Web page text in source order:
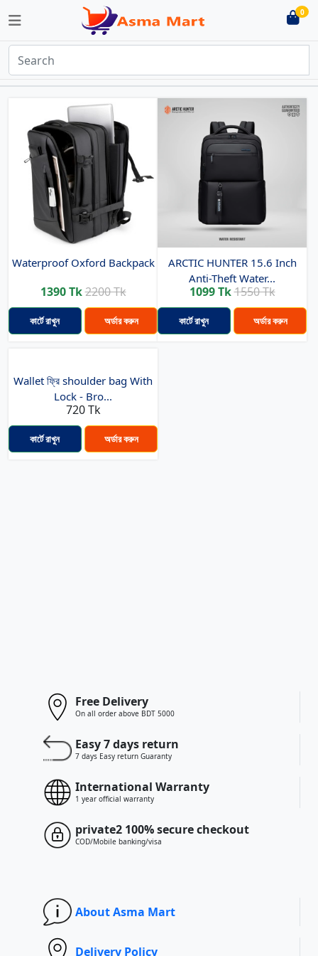
0
Waterproof Oxford Backpack
1390 Tk2200 Tk
কার্টে রাখুন অর্ডার করুন
ARCTIC HUNTER 15.6 Inch
Anti-Theft Water...
1099 Tk1550 Tk
কার্টে রাখুন অর্ডার করুন
Wallet ফ্রি shoulder bag With
Lock - Bro...
720 Tk
কার্টে রাখুন অর্ডার করুন
Free Delivery
On all order above BDT 5000
Easy 7 days return
7 days Easy return Guaranty
International Warranty
1 year official warranty
private2 100% secure checkout
COD/Mobile banking/visa
About Asma Mart
Delivery Policy